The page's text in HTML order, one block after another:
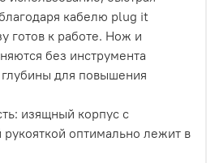
кабелю plug it
готов к работе. Нож и
без инструмента
для повышения
изящный корпус с
оптимально лежит в